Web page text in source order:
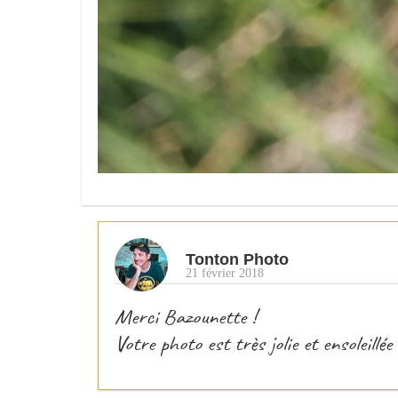
Tonton Photo
21 février 2018
Merci Bazounette !
Votre photo est très jolie et